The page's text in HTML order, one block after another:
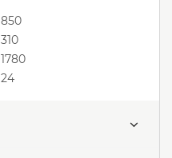
850
310
1780
24